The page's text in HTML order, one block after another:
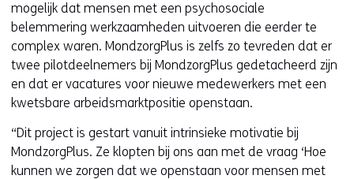
mogelijk dat mensen met een psychosociale
belemmering werkzaamheden uitvoeren die eerder te
complex waren. MondzorgPlus is zelfs zo tevreden dat er
twee pilotdeelnemers bij MondzorgPlus gedetacheerd zijn
en dat er vacatures voor nieuwe medewerkers met een
kwetsbare arbeidsmarktpositie openstaan.
“Dit project is gestart vanuit intrinsieke motivatie bij
MondzorgPlus. Ze klopten bij ons aan met de vraag ‘Hoe
kunnen we zorgen dat we openstaan voor mensen met